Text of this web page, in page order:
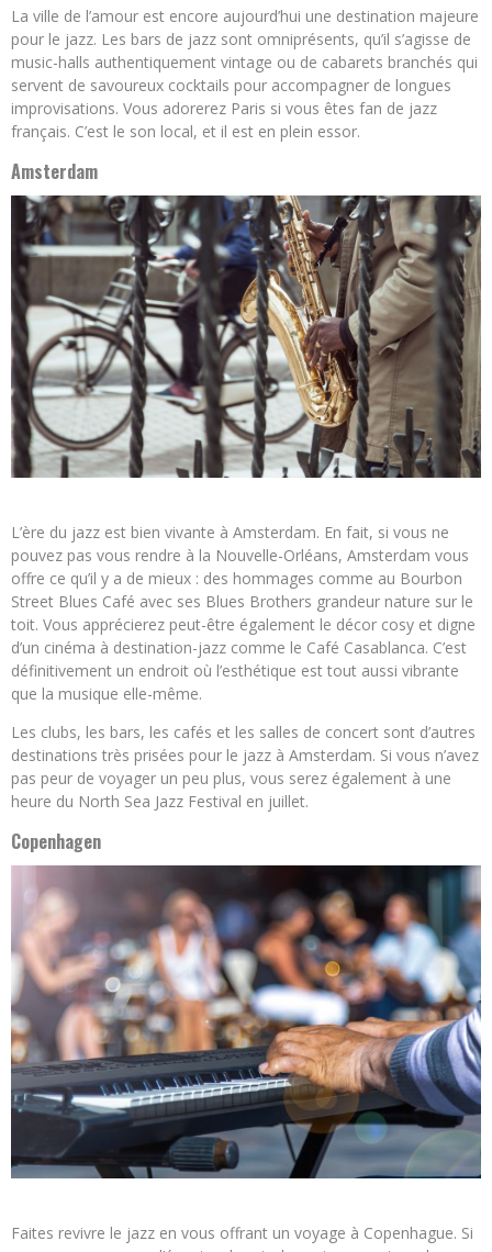
La ville de l’amour est encore aujourd’hui une destination majeure
pour le jazz. Les bars de jazz sont omniprésents, qu’il s’agisse de
music-halls authentiquement vintage ou de cabarets branchés qui
servent de savoureux cocktails pour accompagner de longues
improvisations. Vous adorerez Paris si vous êtes fan de jazz
français. C’est le son local, et il est en plein essor.
Amsterdam
L’ère du jazz est bien vivante à Amsterdam. En fait, si vous ne
pouvez pas vous rendre à la Nouvelle-Orléans, Amsterdam vous
offre ce qu’il y a de mieux : des hommages comme au Bourbon
Street Blues Café avec ses Blues Brothers grandeur nature sur le
toit. Vous apprécierez peut-être également le décor cosy et digne
d’un cinéma à destination-jazz comme le Café Casablanca. C’est
définitivement un endroit où l’esthétique est tout aussi vibrante
que la musique elle-même.
Les clubs, les bars, les cafés et les salles de concert sont d’autres
destinations très prisées pour le jazz à Amsterdam. Si vous n’avez
pas peur de voyager un peu plus, vous serez également à une
heure du North Sea Jazz Festival en juillet.
Copenhagen
Faites revivre le jazz en vous offrant un voyage à Copenhague. Si